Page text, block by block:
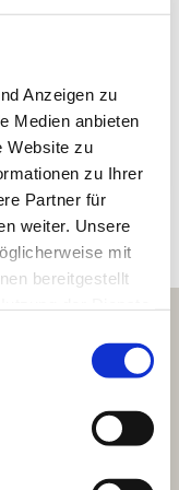
Anzeigen zu
Medien anbieten
Website zu
zu Ihrer
Partner für
weiter. Unsere
mit
bereitgestellt